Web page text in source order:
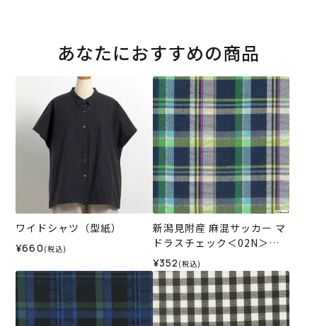
あなたにおすすめの商品
ワイドシャツ（型紙）
¥660 (税込)
新潟見附産 麻混サッカー マ
ドラスチェック＜02N＞生
地 ホビーラホビーレデザイ
ンコレクション
¥352 (税込)